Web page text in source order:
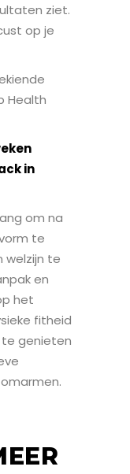
ziet.
op je
Health
in
om na
te
welzijn te
en
het
fitheid
genieten